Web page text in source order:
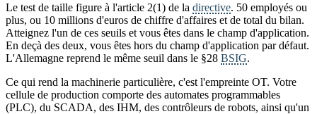
Le test de taille figure à l'article 2(1) de la directive. 50 employés ou
plus, ou 10 millions d'euros de chiffre d'affaires et de total du bilan.
Atteignez l'un de ces seuils et vous êtes dans le champ d'application.
En deçà des deux, vous êtes hors du champ d'application par défaut.
L'Allemagne reprend le même seuil dans le §28 BSIG.
Ce qui rend la machinerie particulière, c'est l'empreinte OT. Votre
cellule de production comporte des automates programmables
(PLC), du SCADA, des IHM, des contrôleurs de robots, ainsi qu'un